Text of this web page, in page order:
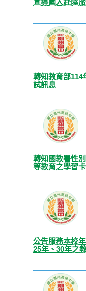
宣導國人赴陸
轉知教育部114
試訊息
轉知國教署性
等教育之學習
公告服務本校
25年、30年之